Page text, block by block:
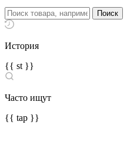
История
{{ st }}
Часто ищут
{{ tap }}